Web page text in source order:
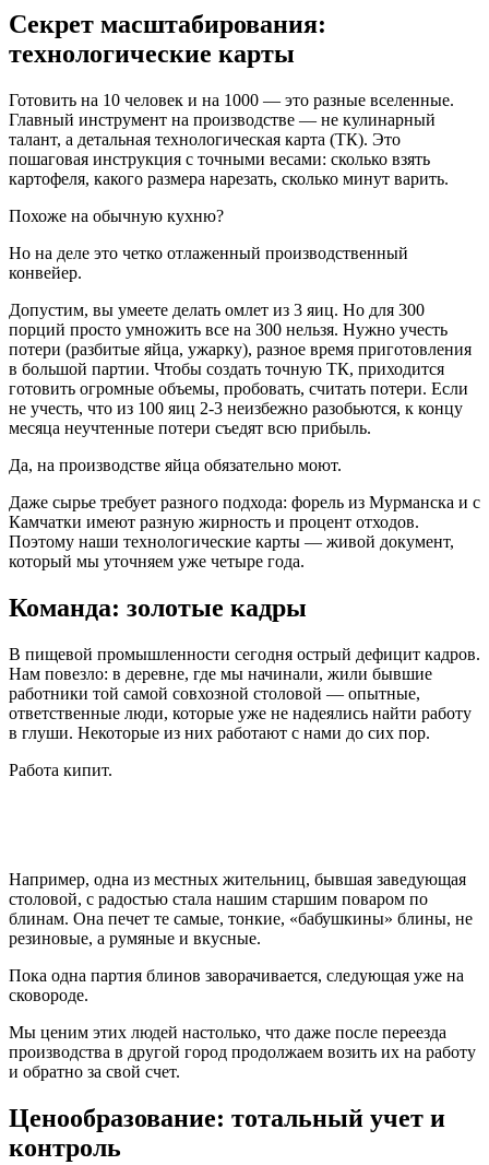
Секрет масштабирования:
технологические карты
Готовить на 10 человек и на 1000 — это разные вселенные.
Главный инструмент на производстве — не кулинарный
талант, а детальная технологическая карта (ТК). Это
пошаговая инструкция с точными весами: сколько взять
картофеля, какого размера нарезать, сколько минут варить.
Похоже на обычную кухню?
Но на деле это четко отлаженный производственный
конвейер.
Допустим, вы умеете делать омлет из 3 яиц. Но для 300
порций просто умножить все на 300 нельзя. Нужно учесть
потери (разбитые яйца, ужарку), разное время приготовления
в большой партии. Чтобы создать точную ТК, приходится
готовить огромные объемы, пробовать, считать потери. Если
не учесть, что из 100 яиц 2-3 неизбежно разобьются, к концу
месяца неучтенные потери съедят всю прибыль.
Да, на производстве яйца обязательно моют.
Даже сырье требует разного подхода: форель из Мурманска и с
Камчатки имеют разную жирность и процент отходов.
Поэтому наши технологические карты — живой документ,
который мы уточняем уже четыре года.
Команда: золотые кадры
В пищевой промышленности сегодня острый дефицит кадров.
Нам повезло: в деревне, где мы начинали, жили бывшие
работники той самой совхозной столовой — опытные,
ответственные люди, которые уже не надеялись найти работу
в глуши. Некоторые из них работают с нами до сих пор.
Работа кипит.
Например, одна из местных жительниц, бывшая заведующая
столовой, с радостью стала нашим старшим поваром по
блинам. Она печет те самые, тонкие, «бабушкины» блины, не
резиновые, а румяные и вкусные.
Пока одна партия блинов заворачивается, следующая уже на
сковороде.
Мы ценим этих людей настолько, что даже после переезда
производства в другой город продолжаем возить их на работу
и обратно за свой счет.
Ценообразование: тотальный учет и
контроль